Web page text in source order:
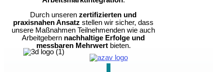
Durch unserenzertifizierten und
praxisnahen Ansatz stellen wir sicher, dass
unsere Maßnahmen Teilnehmenden wie auch
Arbeitgebern nachhaltige Erfolge und
messbaren Mehrwertbieten.